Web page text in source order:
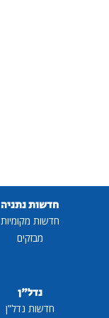
חדשות נתניה
חדשות מקומיות
מבזקים
נדל"ן
חדשות נדל"ן